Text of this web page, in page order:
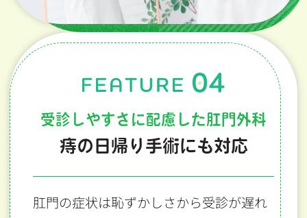
受診しやすさに配慮した肛門外科
痔の日帰り手術にも対応
肛門の症状は恥ずかしさから受診が遅れ